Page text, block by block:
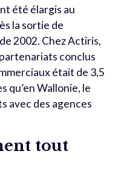
été élargis au
la sortie de
2002. Chez Actiris,
conclus
était de 3,5
qu’en Wallonie, le
avec des agences
tout